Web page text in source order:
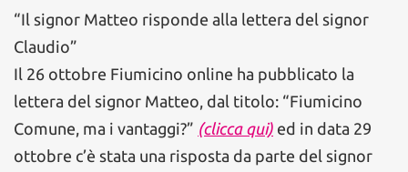
“Il signor Matteo risponde alla lettera del signor
Claudio”
Il 26 ottobre Fiumicino online ha pubblicato la
lettera del signor Matteo, dal titolo: “Fiumicino
Comune, ma i vantaggi?” (clicca qui) ed in data 29
ottobre c’è stata una risposta da parte del signor